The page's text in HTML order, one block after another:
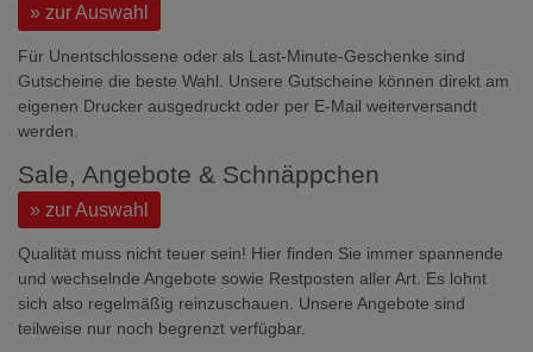
» zur Auswahl
Für Unentschlossene oder als Last-Minute-Geschenke sind
Gutscheine die beste Wahl. Unsere Gutscheine können direkt am
eigenen Drucker ausgedruckt oder per E-Mail weiterversandt
werden.
Sale, Angebote & Schnäppchen
» zur Auswahl
Qualität muss nicht teuer sein! Hier finden Sie immer spannende
und wechselnde Angebote sowie Restposten aller Art. Es lohnt
sich also regelmäßig reinzuschauen. Unsere Angebote sind
teilweise nur noch begrenzt verfügbar.